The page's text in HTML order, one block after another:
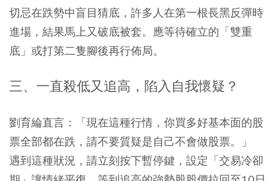
切忌在跌勢中盲目猜底，許多人在第一根長黑反彈時
進場，結果馬上又破底被套。應等待確立的「雙重
底」或打第二隻腳後再行佈局。
三、一直殺低又追高，陷入自我懷疑？
劉育綸直言：「現在這種行情，你買多好基本面的股
票全部都在跌，請不要質疑是自己不會做股票。」
遇到這種狀況，請立刻按下暫停鍵，設定「交易冷卻